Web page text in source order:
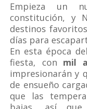
Empieza un
constitución, y
destinos
días para
En esta época
fiesta, con mil
impresionarán y
de ensueño
que las